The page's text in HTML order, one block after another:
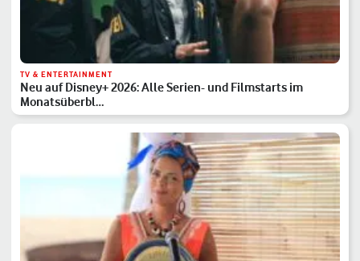
TV & ENTERTAINMENT
Neu auf Disney+ 2026: Alle Serien- und Filmstarts im
Monatsüberbl…